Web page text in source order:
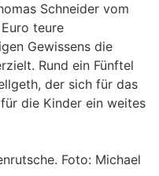
Schneider vom
teure
Gewissens die
Rund ein Fünftel
der sich für das
die Kinder ein weites
Foto: Michael